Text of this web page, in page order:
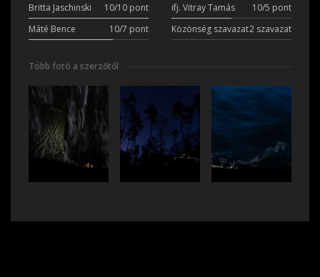
Britta Jaschinski
10/10 pont ifj. Vitray Tamás
10/5 pont
Máté Bence
10/7 pont Közönség szavazat2 szavazat
Több fotó a szerzőtől